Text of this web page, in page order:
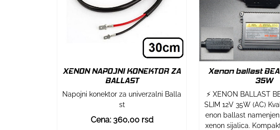
XENON NAPOJNI KONEKTOR ZA
BALLAST
Napojni konektor za univerzalni Balla
st
Cena: 360,00 rsd
Xenon ballast
35W
⚡ XENON BALLAST
SLIM 12V 35W (AC)
enon ballast
xenon sijalica.